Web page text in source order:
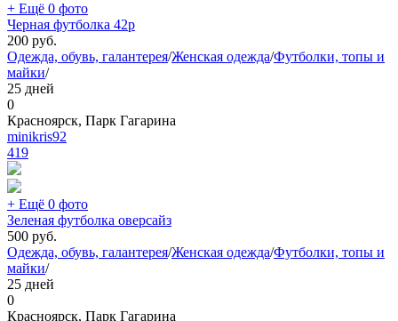
+ Ещё 0 фото
Черная футболка 42р
200 руб.
Одежда, обувь, галантерея/Женская одежда/Футболки, топы и
майки/
25 дней
0
Красноярск, Парк Гагарина
minikris92
419
+ Ещё 0 фото
Зеленая футболка оверсайз
500 руб.
Одежда, обувь, галантерея/Женская одежда/Футболки, топы и
майки/
25 дней
0
Красноярск, Парк Гагарина